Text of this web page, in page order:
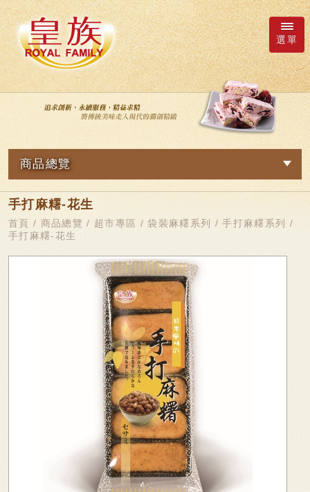
選單
語系
繁體中文
日本語
English
關於我們
最新消息
商品總覽
網路訂購
新品專區
皇族Family
法式薄脆餅系列
捲心麻糬系列
手打麻糬-花生
首頁 / 商品總覽 / 超市專區 /袋裝麻糬系列 /手打麻糬系列
/
手打麻糬-花生